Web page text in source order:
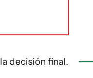
decisión final.